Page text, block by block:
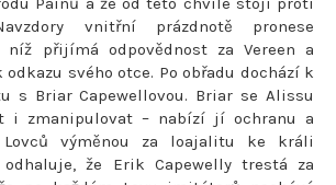
vnitřní prázdnotě pronese
přijímá odpovědnost za Vereen a
svého otce. Po obřadu dochází k
s Briar Capewellovou. Briar se Alissu
i zmanipulovat – nabízí jí ochranu a
výměnou za loajalitu ke králi
odhaluje, že Erik Capewelly trestá za